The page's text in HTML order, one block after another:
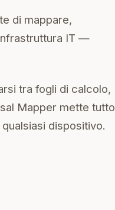
di mappare,
IT —
tra fogli di calcolo,
Mapper mette tutto
dispositivo.